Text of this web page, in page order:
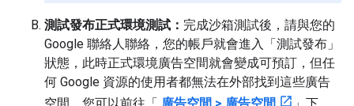
測試發布正式環境測試： 完成沙箱測試後，請與您的
Google 聯絡人聯絡，您的帳戶就會進入「測試發布」
狀態，此時正式環境廣告空間就會變成可預訂，但任
何 Google 資源的使用者都無法在外部找到這些廣告